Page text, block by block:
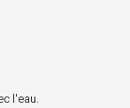
l'eau.